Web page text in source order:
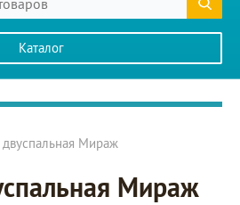
Каталог
двуспальная Мираж
Мираж